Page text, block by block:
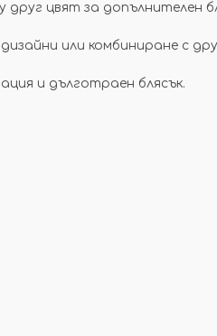
цвят за допълнителен
или комбиниране с
и дълготраен блясък.